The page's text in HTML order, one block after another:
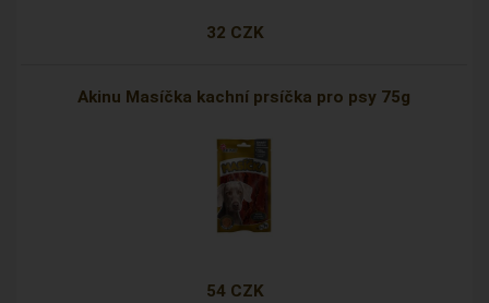
32 CZK
Akinu Masíčka kachní prsíčka pro psy 75g
54 CZK